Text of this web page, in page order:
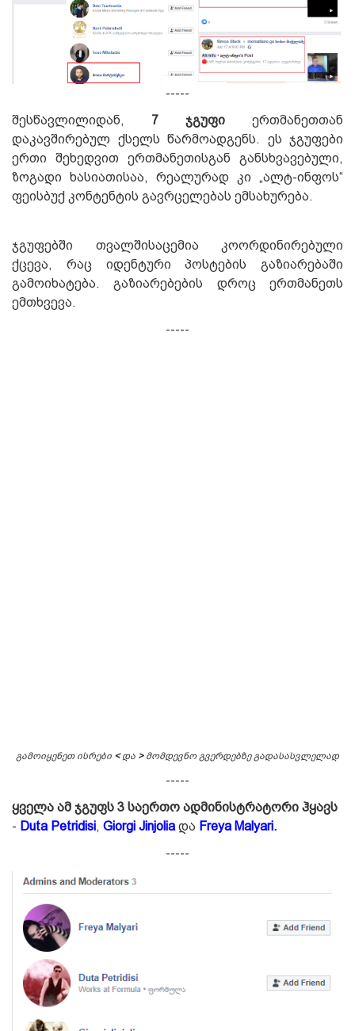
-----
შესწავლილიდან, 7 ჯგუფი ერთმანეთთან
დაკავშირებულ ქსელს წარმოადგენს. ეს ჯგუფები
ერთი შეხედვით ერთმანეთისგან განსხვავებული,
ზოგადი ხასიათისაა, რეალურად კი „ალტ-ინფოს“
ფეისბუქ კონტენტის გავრცელებას ემსახურება.
ჯგუფებში თვალშისაცემია კოორდინირებული
ქცევა, რაც იდენტური პოსტების გაზიარებაში
გამოიხატება. გაზიარებების დროც ერთმანეთს
ემთხვევა.
-----
გამოიყენეთ ისრები <და >მომდევნო გვერდებზე გადასასვლელად
-----
ყველა ამ ჯგუფს 3 საერთო ადმინისტრატორი ჰყავს
- Duta Petridisi, Giorgi Jinjolia და Freya Malyari.
-----